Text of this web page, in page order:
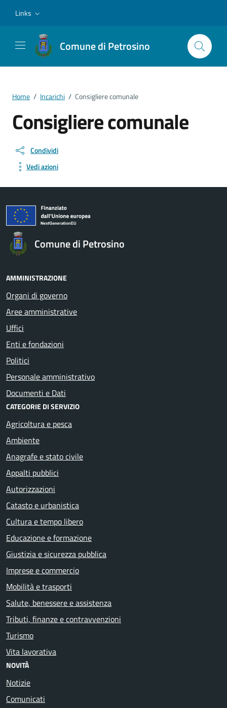
Links
Comune di Petrosino
Home / Incarichi / Consigliere comunale
Consigliere comunale
Condividi
Vedi azioni
Comune di Petrosino
AMMINISTRAZIONE
Organi di governo
Aree amministrative
Uffici
Enti e fondazioni
Politici
Personale amministrativo
Documenti e Dati
CATEGORIE DI SERVIZIO
Agricoltura e pesca
Ambiente
Anagrafe e stato civile
Appalti pubblici
Autorizzazioni
Catasto e urbanistica
Cultura e tempo libero
Educazione e formazione
Giustizia e sicurezza pubblica
Imprese e commercio
Mobilità e trasporti
Salute, benessere e assistenza
Tributi, finanze e contravvenzioni
Turismo
Vita lavorativa
NOVITÀ
Notizie
Comunicati